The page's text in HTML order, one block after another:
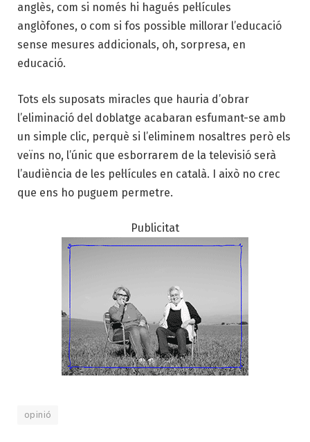
anglès, com si només hi hagués pel·lícules
anglòfones, o com si fos possible millorar l’educació
sense mesures addicionals, oh, sorpresa, en
educació.
Tots els suposats miracles que hauria d’obrar
l’eliminació del doblatge acabaran esfumant-se amb
un simple clic, perquè si l’eliminem nosaltres però els
veïns no, l’únic que esborrarem de la televisió serà
l’audiència de les pel·lícules en català. I això no crec
que ens ho puguem permetre.
Publicitat
opinió